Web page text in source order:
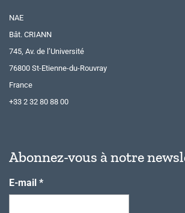
NAE
Bât. CRIANN
745, Av. de l’Université
76800 St-Etienne-du-Rouvray
France
+33 2 32 80 88 00
Abonnez-vous à notre
E-mail *